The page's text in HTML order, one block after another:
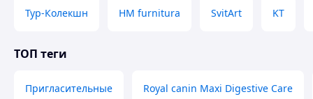
Тур-Колекшн HM furnitura SvitArt KT
ТОП теги
Пригласительные Royal canin Maxi Digestive Care